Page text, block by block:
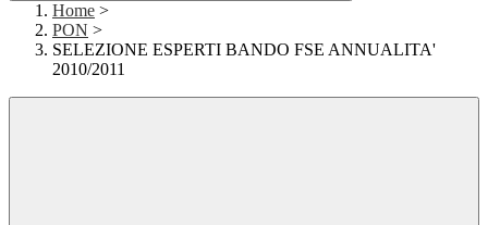
Home >
PON >
SELEZIONE ESPERTI BANDO FSE ANNUALITA'
2010/2011